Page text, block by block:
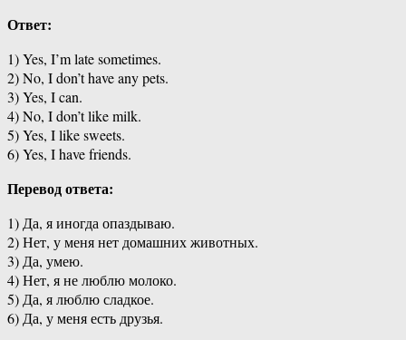
Ответ:
1) Yes, I’m late sometimes.
2) No, I don’t have any pets.
3) Yes, I can.
4) No, I don’t like milk.
5) Yes, I like sweets.
6) Yes, I have friends.
Перевод ответа:
1) Да, я иногда опаздываю.
2) Нет, у меня нет домашних животных.
3) Да, умею.
4) Нет, я не люблю молоко.
5) Да, я люблю сладкое.
6) Да, у меня есть друзья.